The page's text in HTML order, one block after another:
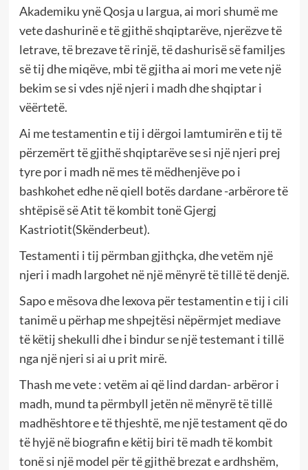
Akademiku ynë Qosja u largua, ai mori shumë me
vete dashurinë e të gjithë shqiptarëve, njerëzve të
letrave, të brezave të rinjë, të dashurisë së familjes
së tij dhe miqëve, mbi të gjitha ai mori me vete një
bekim se si vdes një njeri i madh dhe shqiptar i
vëërtetë.
Ai me testamentin e tij i dërgoi lamtumirën e tij të
përzemërt të gjithë shqiptarëve se si një njeri prej
tyre por i madh në mes të mëdhenjëve po i
bashkohet edhe në qiell botës dardane -arbërore të
shtëpisë së Atit të kombit tonë Gjergj
Kastriotit(Skënderbeut).
Testamenti i tij përmban gjithçka, dhe vetëm një
njeri i madh largohet në një mënyrë të tillë të denjë.
Sapo e mësova dhe lexova për testamentin e tij i cili
tanimë u përhap me shpejtësi nëpërmjet mediave
të këtij shekulli dhe i bindur se një testemant i tillë
nga një njeri si ai u prit mirë.
Thash me vete : vetëm ai që lind dardan- arbëror i
madh, mund ta përmbyll jetën në mënyrë të tillë
madhështore e të thjeshtë, me një testament që do
të hyjë në biografin e këtij biri të madh të kombit
tonë si një model për të gjithë brezat e ardhshëm,